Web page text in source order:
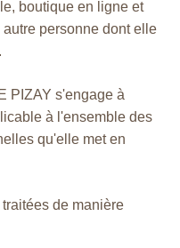
boutique en ligne et
personne dont elle
PIZAY s'engage à
à l'ensemble des
qu'elle met en
de manière